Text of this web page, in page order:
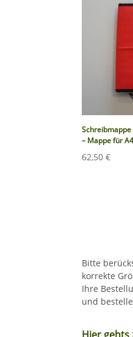
– Mappe für
62,50€
Bitte
korrekte
Ihre
und